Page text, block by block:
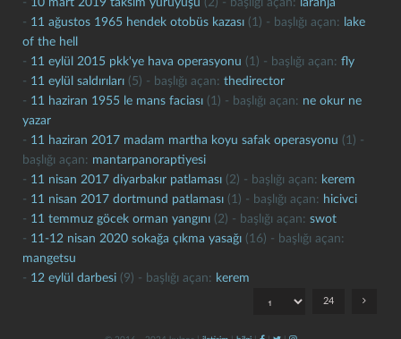
- 10 mart 2019 taksim yürüyüşü (2) - başlığı açan: laranja
- 11 ağustos 1965 hendek otobüs kazası (1) - başlığı açan: lake
of the hell
- 11 eylül 2015 pkk'ye hava operasyonu (1) - başlığı açan: fly
- 11 eylül saldırıları (5) - başlığı açan: thedirector
- 11 haziran 1955 le mans faciası (1) - başlığı açan: ne okur ne
yazar
- 11 haziran 2017 madam martha koyu safak operasyonu (1) -
başlığı açan: mantarpanoraptiyesi
- 11 nisan 2017 diyarbakır patlaması (2) - başlığı açan: kerem
- 11 nisan 2017 dortmund patlaması (1) - başlığı açan: hicivci
- 11 temmuz göcek orman yangını (2) - başlığı açan: swot
- 11-12 nisan 2020 sokağa çıkma yasağı (16) - başlığı açan:
mangetsu
- 12 eylül darbesi (9) - başlığı açan: kerem
24
kapat kaydet